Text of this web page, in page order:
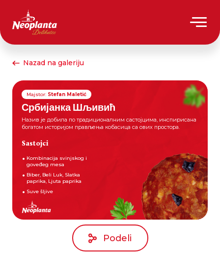
Nazad na galeriju
Majstor: Stefan Maletić
Србијанка Шљивић
Назив је добила по традиционалним састојцима, инспирисана
богатом историјом прављења кобасица са ових простора.
Sastojci
Kombinacija svinjskog i
goveđeg mesa
Biber, Beli Luk, Slatka
paprika, Ljuta paprika
Suve šljive
Podeli